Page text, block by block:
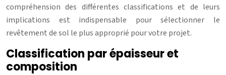
compréhension des différentes classifications et de leurs
implications est indispensable pour sélectionner le
revêtement de sol le plus approprié pour votre projet.
Classification par épaisseur et
composition